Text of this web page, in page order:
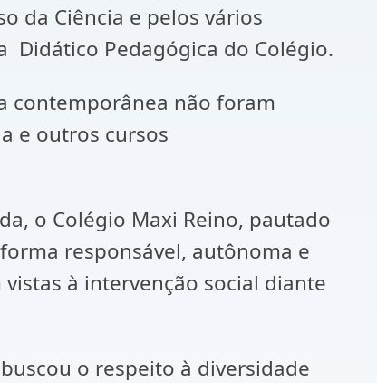
da Ciência e pelos vários
Didático Pedagógica do Colégio.
não foram
e outros cursos
o Colégio Maxi Reino, pautado
responsável, autônoma e
à intervenção social diante
o respeito à diversidade